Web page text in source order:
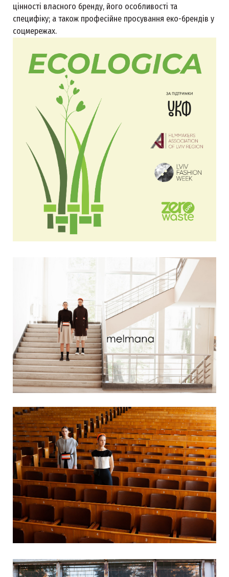
цінності власного бренду, його особливості та
специфіку; а також професійне просування еко-брендів у
соцмережах.